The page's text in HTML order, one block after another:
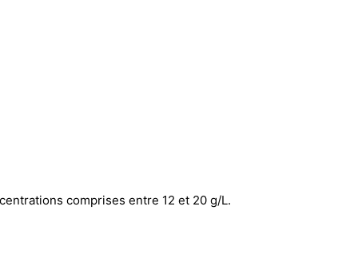
comprises entre 12 et 20 g/L.